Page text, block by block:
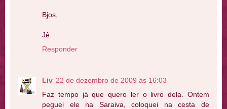
Bjos,
Jê
Responder
Liv 22 de dezembro de 2009 às 16:03
Faz tempo já que quero ler o livro dela. Ontem
peguei ele na Saraiva, coloquei na cesta de